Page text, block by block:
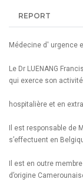
REPORT
Médecine d' urgence
Le Dr LUENANG
qui exerce son activité
hospitalière et en
Il est responsable de
s’effectuent en
Il est en outre
d’origine